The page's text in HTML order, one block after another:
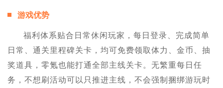
游戏优势
福利体系贴合日常休闲玩家，每日登录、完成简单
日常、通关里程碑关卡，均可免费领取体力、金币、抽
奖道具，零氪也能打通全部主线关卡。无繁重每日任
务，不想刷活动可以只推进主线，不会强制捆绑游玩时